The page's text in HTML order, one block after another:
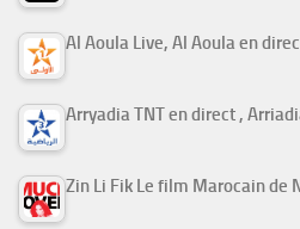
Al Aoula Live, Al Aoula en
Arryadia TNT en direct ,